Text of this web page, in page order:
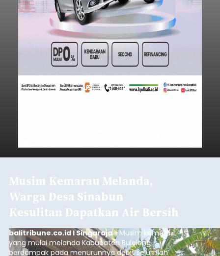
Musim Kemarau Melanda,
Warga Desa Sinabun
Kesulitan Dapatkan Air Bersih
balitribune.co.id I Singaraja -Musim kemarau
yang mulai melanda Kabupaten Buleleng
berdampak pada menurunnya debit sejumlah